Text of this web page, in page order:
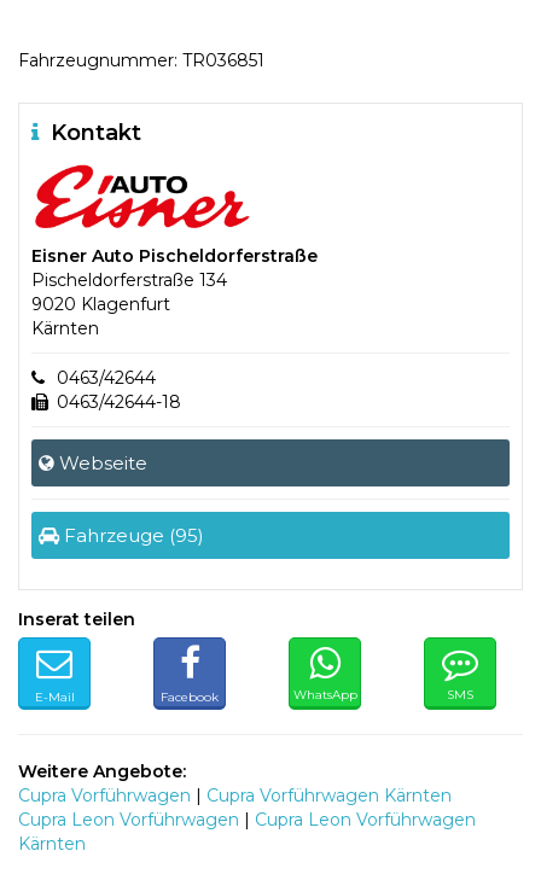
Fahrzeugnummer: TR036851
Kontakt
Eisner Auto Pischeldorferstraße
Pischeldorferstraße 134
9020 Klagenfurt
Kärnten
0463/42644
0463/42644-18
Webseite
Fahrzeuge (95)
Inserat teilen
E-Mail Facebook WhatsApp SMS
Weitere Angebote:
Cupra Vorführwagen | Cupra Vorführwagen Kärnten
Cupra Leon Vorführwagen | Cupra Leon Vorführwagen
Kärnten